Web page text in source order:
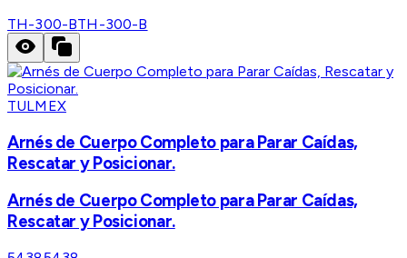
TH-300-BTH-300-B
TULMEX
Arnés de Cuerpo Completo para Parar Caídas,
Rescatar y Posicionar.
Arnés de Cuerpo Completo para Parar Caídas,
Rescatar y Posicionar.